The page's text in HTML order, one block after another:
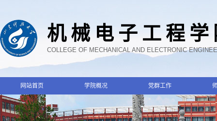
机械电子工程
COLLEGE OF MECHANICAL AND ELECTRONIC
网站首页 学院概况 党群工作